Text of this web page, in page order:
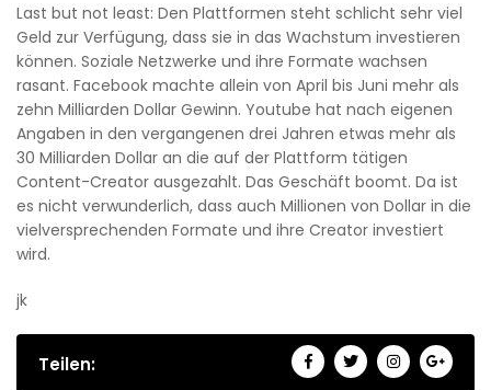
Last but not least: Den Plattformen steht schlicht sehr viel
Geld zur Verfügung, dass sie in das Wachstum investieren
können. Soziale Netzwerke und ihre Formate wachsen
rasant. Facebook machte allein von April bis Juni mehr als
zehn Milliarden Dollar Gewinn. Youtube hat nach eigenen
Angaben in den vergangenen drei Jahren etwas mehr als
30 Milliarden Dollar an die auf der Plattform tätigen
Content-Creator ausgezahlt. Das Geschäft boomt. Da ist
es nicht verwunderlich, dass auch Millionen von Dollar in die
vielversprechenden Formate und ihre Creator investiert
wird.
jk
Teilen: